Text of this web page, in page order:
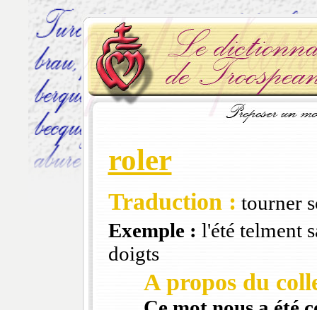
roler
Traduction : tourner
Exemple : l'été telment
doigts
A propos du